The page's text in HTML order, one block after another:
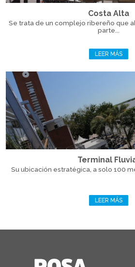
Costa Alta
Se trata de un complejo ribereño que
parte...
LEER MÁS
Terminal
Su ubicación estratégica, a solo 100
LEER MÁS